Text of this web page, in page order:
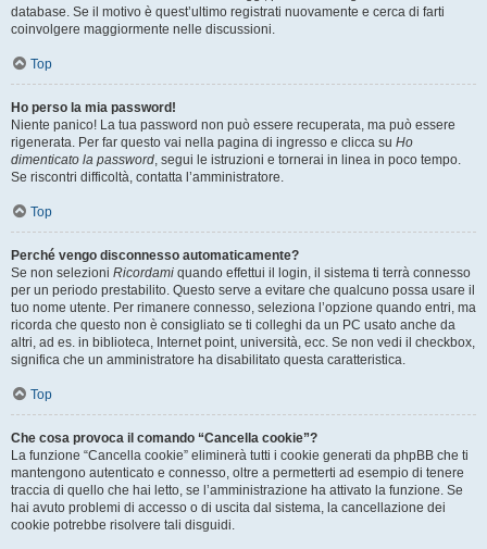
database. Se il motivo è quest’ultimo registrati nuovamente e cerca di farti
coinvolgere maggiormente nelle discussioni.
Top
Ho perso la mia password!
Niente panico! La tua password non può essere recuperata, ma può essere
rigenerata. Per far questo vai nella pagina di ingresso e clicca su Ho
dimenticato la password, segui le istruzioni e tornerai in linea in poco tempo.
Se riscontri difficoltà, contatta l’amministratore.
Top
Perché vengo disconnesso automaticamente?
Se non selezioni Ricordami quando effettui il login, il sistema ti terrà connesso
per un periodo prestabilito. Questo serve a evitare che qualcuno possa usare il
tuo nome utente. Per rimanere connesso, seleziona l’opzione quando entri, ma
ricorda che questo non è consigliato se ti colleghi da un PC usato anche da
altri, ad es. in biblioteca, Internet point, università, ecc. Se non vedi il checkbox,
significa che un amministratore ha disabilitato questa caratteristica.
Top
Che cosa provoca il comando “Cancella cookie”?
La funzione “Cancella cookie” eliminerà tutti i cookie generati da phpBB che ti
mantengono autenticato e connesso, oltre a permetterti ad esempio di tenere
traccia di quello che hai letto, se l’amministrazione ha attivato la funzione. Se
hai avuto problemi di accesso o di uscita dal sistema, la cancellazione dei
cookie potrebbe risolvere tali disguidi.